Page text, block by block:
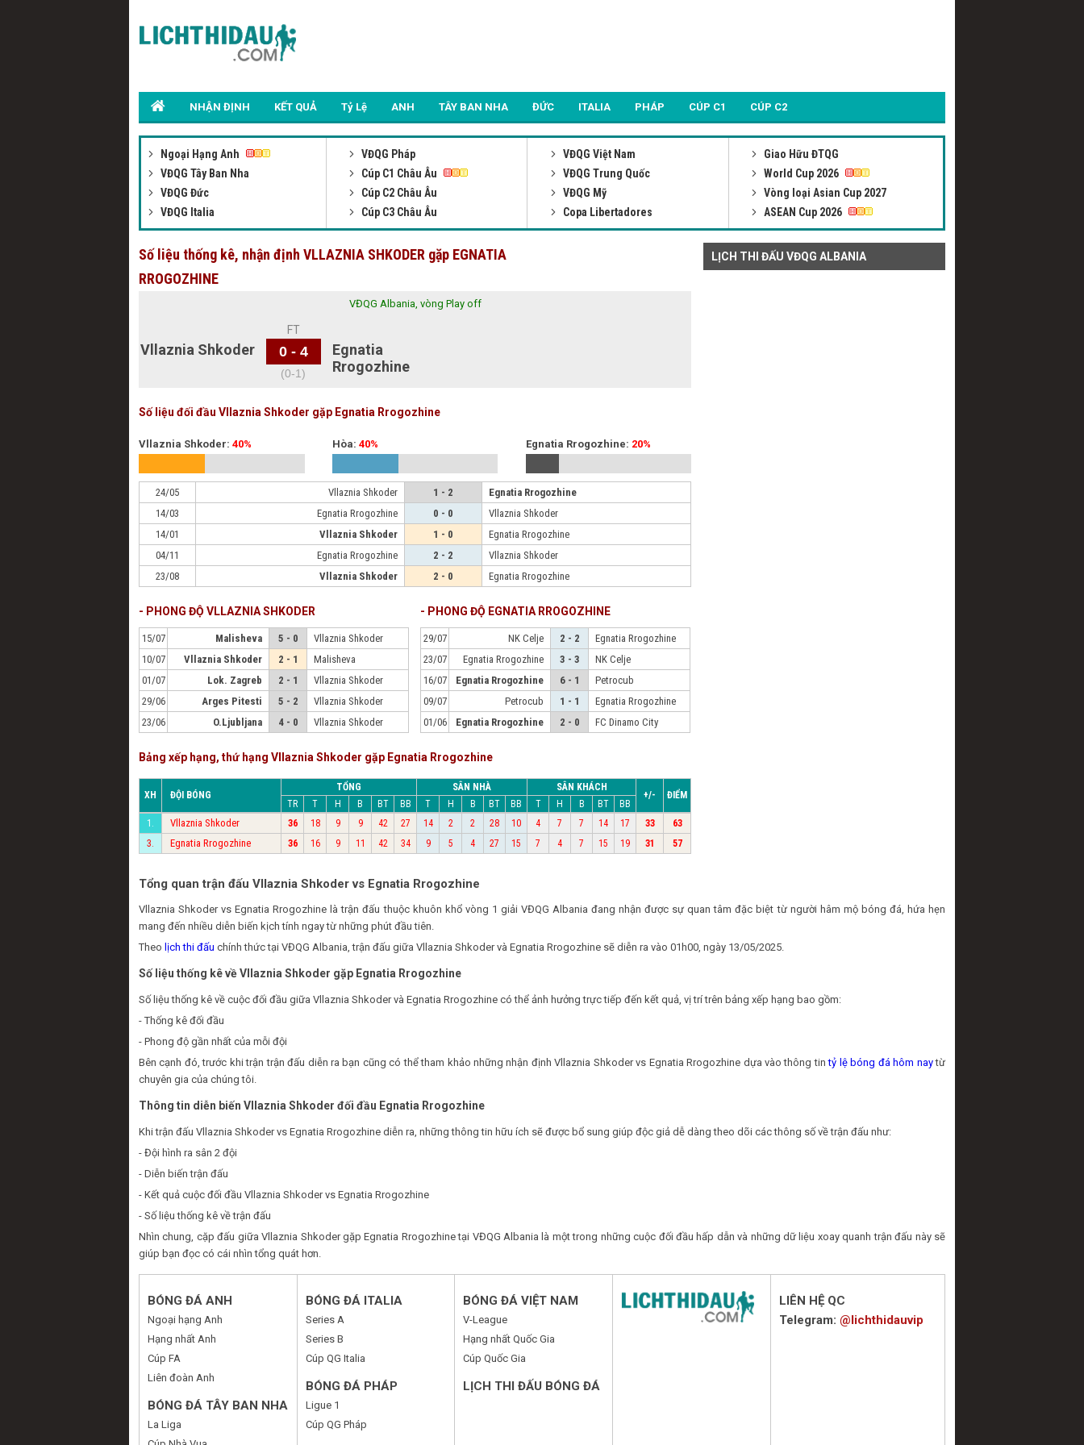
NHẬN ĐỊNH KẾT QUẢ Tỷ Lệ ANH TÂY BAN NHA ĐỨC ITALIA PHÁP CÚP C1 CÚP C2
Ngoại Hạng Anh
VĐQG Tây Ban Nha
VĐQG Đức
VĐQG Italia
VĐQG Pháp
Cúp C1 Châu Âu
Cúp C2 Châu Âu
Cúp C3 Châu Âu
VĐQG Việt Nam
VĐQG Trung Quốc
VĐQG Mỹ
Copa Libertadores
Giao Hữu ĐTQG
World Cup 2026
Vòng loại Asian Cup 2027
ASEAN Cup 2026
Số liệu thống kê, nhận định VLLAZNIA SHKODER gặp EGNATIA
RROGOZHINE
VĐQG Albania, vòng Play off
Vllaznia Shkoder
FT
0 - 4
(0-1)
Egnatia
Rrogozhine
Số liệu đối đầu Vllaznia Shkoder gặp Egnatia Rrogozhine
Vllaznia Shkoder: 40% Hòa: 40% Egnatia Rrogozhine: 20%
24/05 Vllaznia Shkoder 1 - 2
Egnatia Rrogozhine
14/03
Egnatia Rrogozhine 0 - 0
Vllaznia Shkoder
14/01
Vllaznia Shkoder 1 - 0
Egnatia Rrogozhine
04/11
Egnatia Rrogozhine 2 - 2
Vllaznia Shkoder
23/08
Vllaznia Shkoder 2 - 0 Egnatia Rrogozhine
- PHONG ĐỘ VLLAZNIA SHKODER
15/07 Malisheva 5 - 0
Vllaznia Shkoder
10/07
Vllaznia Shkoder 2 - 1
Malisheva
01/07
Lok. Zagreb 2 - 1
Vllaznia Shkoder
29/06
Arges Pitesti 5 - 2
Vllaznia Shkoder
23/06
O.Ljubljana 4 - 0 Vllaznia Shkoder
- PHONG ĐỘ EGNATIA RROGOZHINE
29/07 NK Celje 2 - 2
Egnatia Rrogozhine
23/07
Egnatia Rrogozhine 3 - 3
NK Celje
16/07
Egnatia Rrogozhine 6 - 1
Petrocub
09/07
Petrocub 1 - 1
Egnatia Rrogozhine
01/06
Egnatia Rrogozhine 2 - 0 FC Dinamo City
Bảng xếp hạng, thứ hạng Vllaznia Shkoder gặp Egnatia Rrogozhine
XH ĐỘI BÓNG
TỔNG SÂN NHÀ SÂN KHÁCH
+/- ĐIỂM
TR T H B BT BB T H B BT BB T H B BT
BB
1.
Vllaznia Shkoder 36 18 9 9 42 27 14 2 2 28 10 4 7 7 14 17 33
63
3.
Egnatia Rrogozhine 36 16 9 11 42 34 9 5 4 27 15 7 4 7 15 19 31 57
LỊCH THI ĐẤU VĐQG ALBANIA
Tổng quan trận đấu Vllaznia Shkoder vs Egnatia Rrogozhine
Vllaznia Shkoder vs Egnatia Rrogozhine là trận đấu thuộc khuôn khổ vòng 1 giải VĐQG Albania đang nhận được sự quan tâm đặc biệt từ người hâm mộ bóng đá, hứa hẹn
mang đến nhiều diễn biến kịch tính ngay từ những phút đầu tiên.
Theo lịch thi đấu chính thức tại VĐQG Albania, trận đấu giữa Vllaznia Shkoder và Egnatia Rrogozhine sẽ diễn ra vào 01h00, ngày 13/05/2025.
Số liệu thống kê về Vllaznia Shkoder gặp Egnatia Rrogozhine
Số liệu thống kê về cuộc đối đầu giữa Vllaznia Shkoder và Egnatia Rrogozhine có thể ảnh hưởng trực tiếp đến kết quả, vị trí trên bảng xếp hạng bao gồm:
- Thống kê đối đầu
- Phong độ gần nhất của mỗi đội
Bên cạnh đó, trước khi trận trận đấu diễn ra bạn cũng có thể tham khảo những nhận định Vllaznia Shkoder vs Egnatia Rrogozhine dựa vào thông tintỷ lệ bóng đá hôm naytừ
chuyên gia của chúng tôi.
Thông tin diễn biến Vllaznia Shkoder đối đầu Egnatia Rrogozhine
Khi trận đấu Vllaznia Shkoder vs Egnatia Rrogozhine diễn ra, những thông tin hữu ích sẽ được bổ sung giúp độc giả dễ dàng theo dõi các thông số về trận đấu như:
- Đội hình ra sân 2 đội
- Diễn biến trận đấu
- Kết quả cuộc đối đầu Vllaznia Shkoder vs Egnatia Rrogozhine
- Số liệu thống kê về trận đấu
Nhìn chung, cặp đấu giữa Vllaznia Shkoder gặp Egnatia Rrogozhine tại VĐQG Albania là một trong những cuộc đối đầu hấp dẫn và những dữ liệu xoay quanh trận đấu này sẽ
giúp bạn đọc có cái nhìn tổng quát hơn.
BÓNG ĐÁ ANH
Ngoại hạng Anh
Hạng nhất Anh
Cúp FA
Liên đoàn Anh
BÓNG ĐÁ TÂY BAN NHA
La Liga
BÓNG ĐÁ ITALIA
Series A
Series B
Cúp QG Italia
BÓNG ĐÁ PHÁP
Ligue 1
Cúp QG Pháp
BÓNG ĐÁ VIỆT NAM
V-League
Hạng nhất Quốc Gia
Cúp Quốc Gia
LỊCH THI ĐẤU BÓNG ĐÁ
LIÊN HỆ QC
Telegram: @lichthidauvip